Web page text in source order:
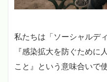
私たちは「ソーシャルデ
『感染拡大を防ぐために
こと』という意味合いで